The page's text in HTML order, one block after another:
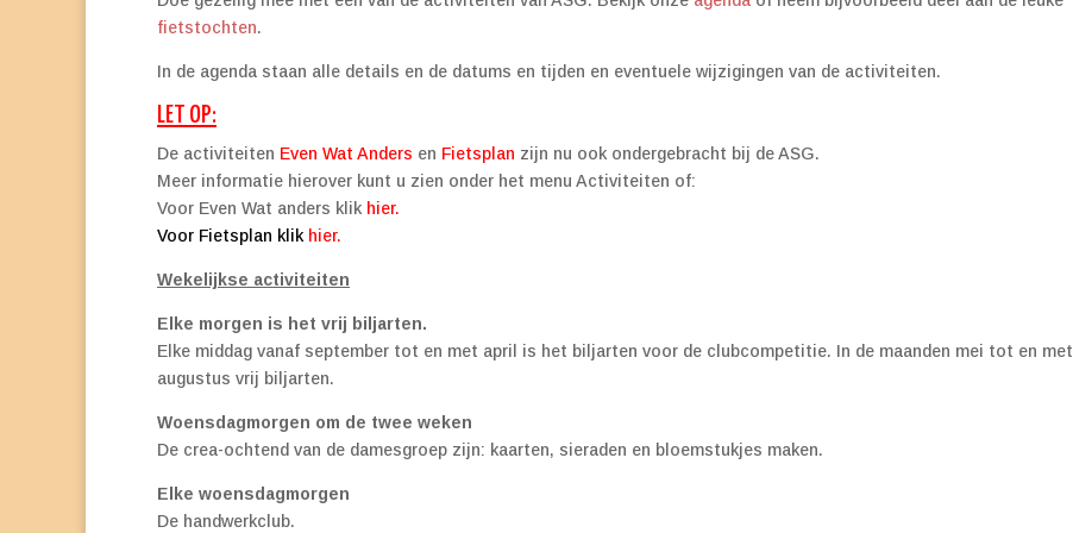
fietstochten.
In de agenda staan alle details en de datums en tijden en eventuele wijzigingen van de activiteiten.
LET OP:
De activiteiten Even Wat Anders en Fietsplan zijn nu ook ondergebracht bij de ASG.
Meer informatie hierover kunt u zien onder het menu Activiteiten of:
Voor Even Wat anders klik hier.
Voor Fietsplan klik hier.
Wekelijkse activiteiten
Elke morgen is het vrij biljarten.
Elke middag vanaf september tot en met april is het biljarten voor de clubcompetitie. In de maanden mei tot en met
augustus vrij biljarten.
Woensdagmorgen om de twee weken
De crea-ochtend van de damesgroep zijn: kaarten, sieraden en bloemstukjes maken.
Elke woensdagmorgen
De handwerkclub.